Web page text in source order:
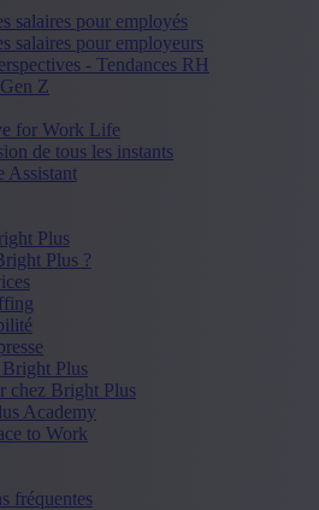
salaires pour employés
salaires pour employeurs
- Tendances RH
Z
for Work Life
de tous les instants
Assistant
Plus
Plus ?
Plus
chez Bright Plus
Academy
to Work
fréquentes